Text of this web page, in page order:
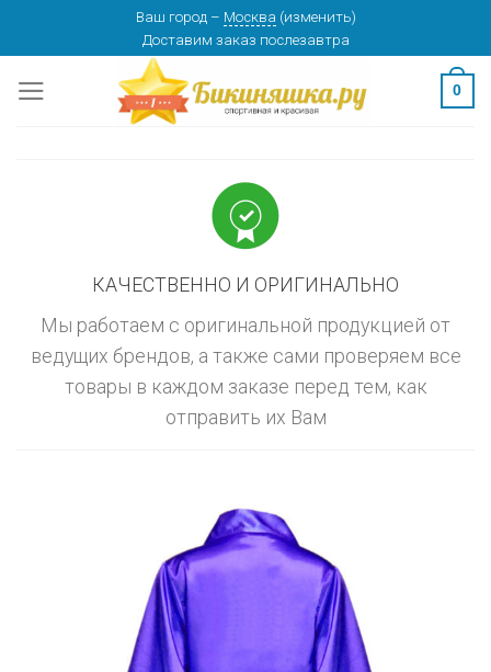
content
Ваш город – Москва (изменить)
Доставим заказ послезавтра
0
КАЧЕСТВЕННО И ОРИГИНАЛЬНО
Мы работаем с оригинальной продукцией от
ведущих брендов, а также сами проверяем все
товары в каждом заказе перед тем, как
отправить их Вам
изменить